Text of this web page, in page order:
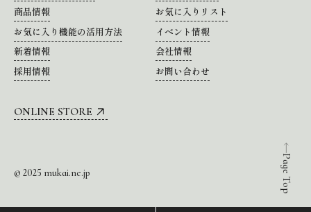
Page Top
商品情報
お気に入りリスト
お気に入り機能の活用方法
イベント情報
新着情報
会社情報
採用情報
お問い合わせ
ONLINE STORE
© 2025 mukai.ne.jp